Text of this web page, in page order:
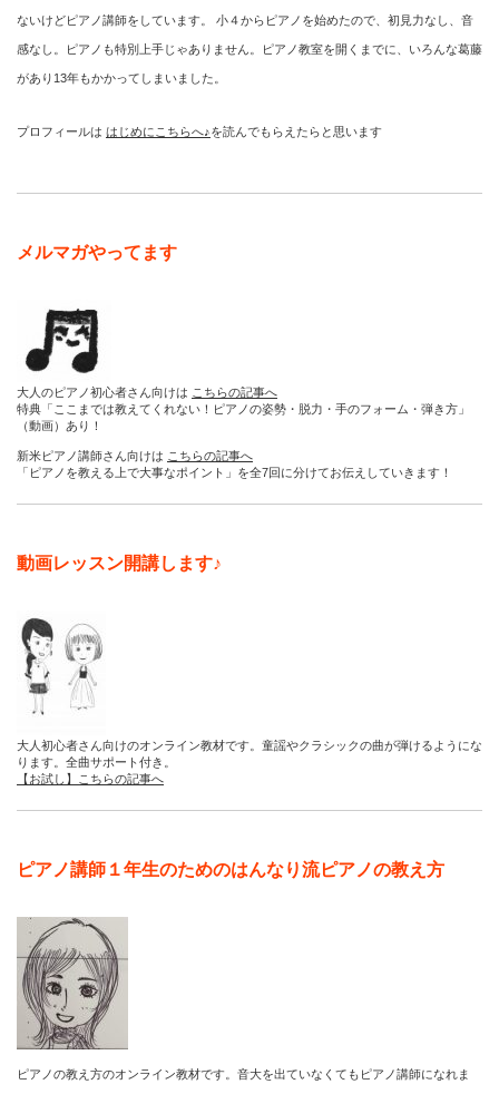
ないけどピアノ講師をしています。 小４からピアノを始めたので、初見力なし、音
感なし。ピアノも特別上手じゃありません。ピアノ教室を開くまでに、いろんな葛藤
があり13年もかかってしまいました。
プロフィールは はじめにこちらへ♪を読んでもらえたらと思います
メルマガやってます
大人のピアノ初心者さん向けは こちらの記事へ
特典「ここまでは教えてくれない！ピアノの姿勢・脱力・手のフォーム・弾き方」
（動画）あり！
新米ピアノ講師さん向けは こちらの記事へ
「ピアノを教える上で大事なポイント」を全7回に分けてお伝えしていきます！
動画レッスン開講します♪
大人初心者さん向けのオンライン教材です。童謡やクラシックの曲が弾けるようにな
ります。全曲サポート付き。
【お試し】こちらの記事へ
ピアノ講師１年生のためのはんなり流ピアノの教え方
ピアノの教え方のオンライン教材です。音大を出ていなくてもピアノ講師になれま